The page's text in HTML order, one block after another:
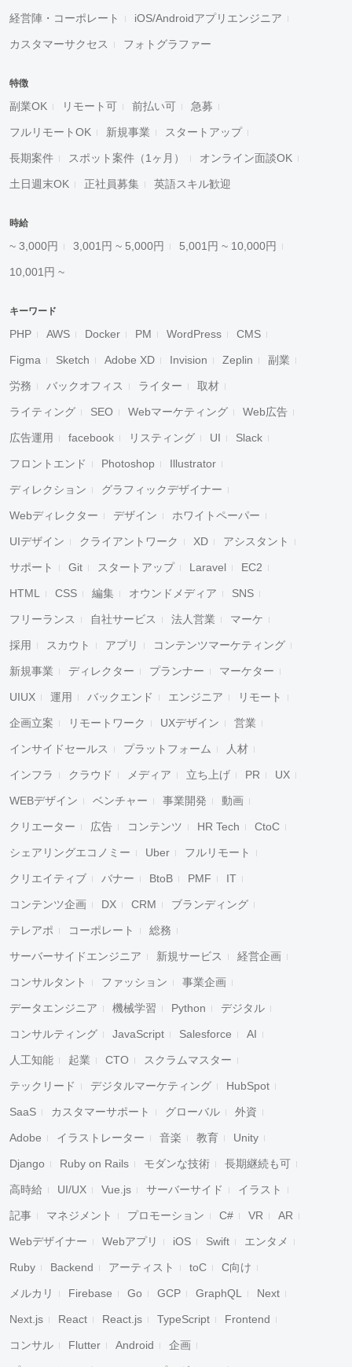
経営陣・コーポレート iOS/Androidアプリエンジニア
カスタマーサクセス フォトグラファー
特徴
副業OK リモート可 前払い可 急募
フルリモートOK 新規事業 スタートアップ
長期案件 スポット案件（1ヶ月） オンライン面談OK
土日週末OK 正社員募集 英語スキル歓迎
時給
~ 3,000円 3,001円 ~ 5,000円 5,001円 ~ 10,000円
10,001円 ~
キーワード
PHP AWS Docker PM WordPress CMS
Figma Sketch Adobe XD Invision Zeplin 副業
労務 バックオフィス ライター 取材
ライティング SEO Webマーケティング Web広告
広告運用 facebook リスティング UI Slack
フロントエンド Photoshop Illustrator
ディレクション グラフィックデザイナー
Webディレクター デザイン ホワイトペーパー
UIデザイン クライアントワーク XD アシスタント
サポート Git スタートアップ Laravel EC2
HTML CSS 編集 オウンドメディア SNS
フリーランス 自社サービス 法人営業 マーケ
採用 スカウト アプリ コンテンツマーケティング
新規事業 ディレクター プランナー マーケター
UIUX 運用 バックエンド エンジニア リモート
企画立案 リモートワーク UXデザイン 営業
インサイドセールス プラットフォーム 人材
インフラ クラウド メディア 立ち上げ PR UX
WEBデザイン ベンチャー 事業開発 動画
クリエーター 広告 コンテンツ HR Tech CtoC
シェアリングエコノミー Uber フルリモート
クリエイティブ バナー BtoB PMF IT
コンテンツ企画 DX CRM ブランディング
テレアポ コーポレート 総務
サーバーサイドエンジニア 新規サービス 経営企画
コンサルタント ファッション 事業企画
データエンジニア 機械学習 Python デジタル
コンサルティング JavaScript Salesforce AI
人工知能 起業 CTO スクラムマスター
テックリード デジタルマーケティング HubSpot
SaaS カスタマーサポート グローバル 外資
Adobe イラストレーター 音楽 教育 Unity
Django Ruby on Rails モダンな技術 長期継続も可
高時給 UI/UX Vue.js サーバーサイド イラスト
記事 マネジメント プロモーション C# VR AR
Webデザイナー Webアプリ iOS Swift エンタメ
Ruby Backend アーティスト toC C向け
メルカリ Firebase Go GCP GraphQL Next
Next.js React React.js TypeScript Frontend
コンサル Flutter Android 企画